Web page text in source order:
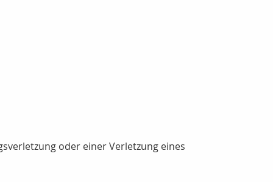
oder einer Verletzung eines